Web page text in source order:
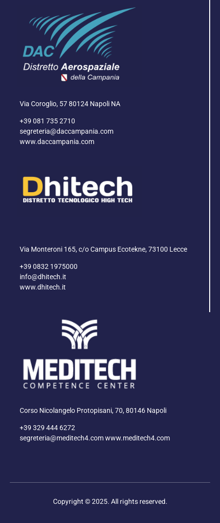
Via Coroglio, 57 80124 Napoli NA
+39 081 735 2710
segreteria@daccampania.com
www.daccampania.com
Via Monteroni 165, c/o Campus Ecotekne, 73100 Lecce
+39 0832 1975000
info@dhitech.it
www.dhitech.it
Corso Nicolangelo Protopisani, 70, 80146 Napoli
+39 329 444 6272
segreteria@meditech4.com www.meditech4.com
Copyright © 2025. All rights reserved.